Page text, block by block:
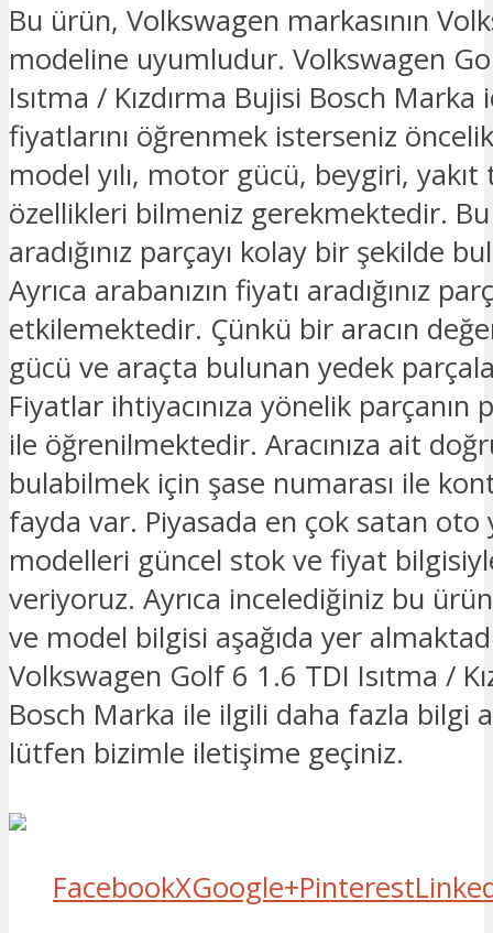
Bu ürün, Volkswagen markasının
modeline uyumludur. Volkswagen
Isıtma / Kızdırma Bujisi Bosch Marka
fiyatlarını öğrenmek isterseniz
model yılı, motor gücü, beygiri,
özellikleri bilmeniz gerekmektedir.
aradığınız parçayı kolay bir şekilde
Ayrıca arabanızın fiyatı aradığınız
etkilemektedir. Çünkü bir aracın
gücü ve araçta bulunan yedek
Fiyatlar ihtiyacınıza yönelik parçanın
ile öğrenilmektedir. Aracınıza ait
bulabilmek için şase numarası ile
fayda var. Piyasada en çok satan oto
modelleri güncel stok ve fiyat
veriyoruz. Ayrıca incelediğiniz bu
ve model bilgisi aşağıda yer
Volkswagen Golf 6 1.6 TDI Isıtma /
Bosch Marka ile ilgili daha fazla bilgi
lütfen bizimle iletişime geçiniz.
FacebookXGoogle+Pinterest